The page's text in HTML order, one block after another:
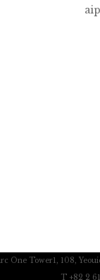
One Tower1, 108,
T +82 2